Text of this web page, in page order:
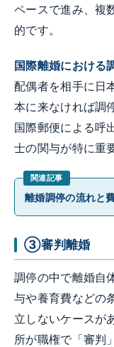
ペースで進み、複
的です。
国際離婚における
配偶者を相手に日
本に来なければ調
国際郵便による呼
士の関与が特に重
離婚調停の流れと
③審判離婚
調停の中で離婚自
与や養育費などの
立しないケースが
所が職権で「審判